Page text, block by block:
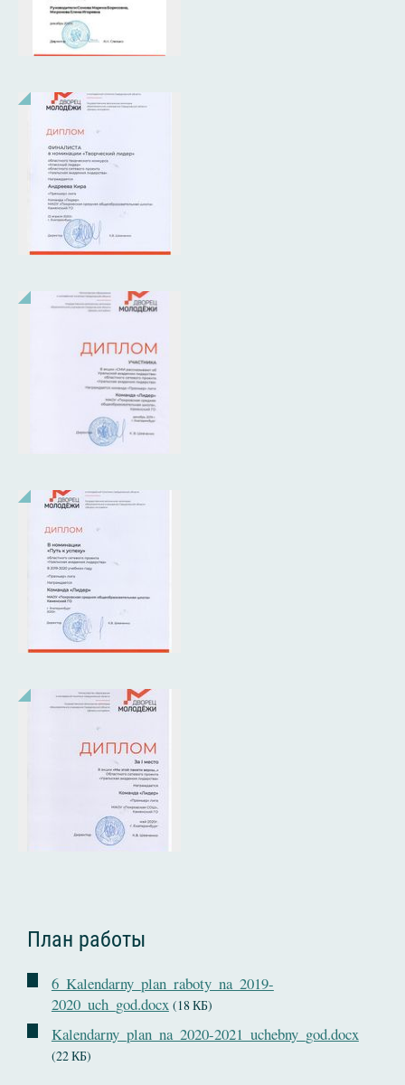
План работы
6_Kalendarny_plan_raboty_na_2019-
2020_uch_god.docx (18 КБ)
Kalendarny_plan_na_2020-2021_uchebny_god.docx
(22 КБ)